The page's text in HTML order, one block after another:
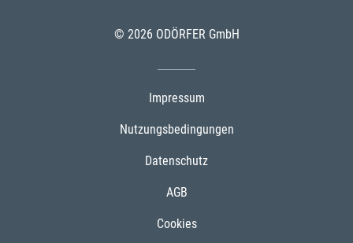
© 2026 ODÖRFER GmbH
Impressum
Nutzungsbedingungen
Datenschutz
AGB
Cookies